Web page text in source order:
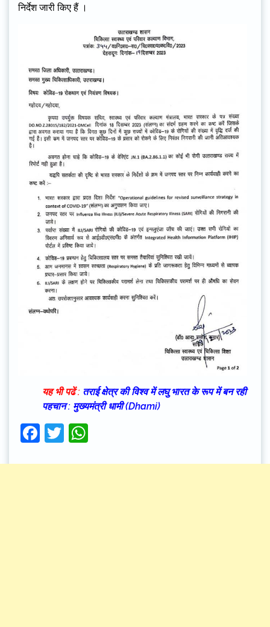
निर्देश जारी किए हैं ।
यह भी पढें : तराई क्षेत्र की विश्व में लघु भारत के रूप में बन रही
पहचान : मुख्यमंत्री धामी (Dhami)
Facebook
Twitter